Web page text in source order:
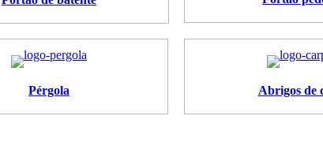
Pérgola Abrigos de